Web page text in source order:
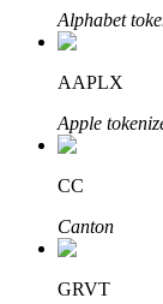
Alphabet
AAPLX
Apple
CC
Canton
GRVT